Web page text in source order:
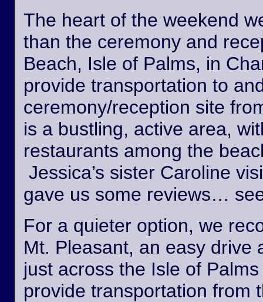
The heart of the weekend
than the ceremony and
Beach, Isle of Palms, in
provide transportation to
ceremony/reception site
is a bustling, active area,
restaurants among the
Jessica’s sister Caroline
gave us some reviews…
For a quieter option, we
Mt. Pleasant, an easy drive
just across the Isle of
provide transportation from